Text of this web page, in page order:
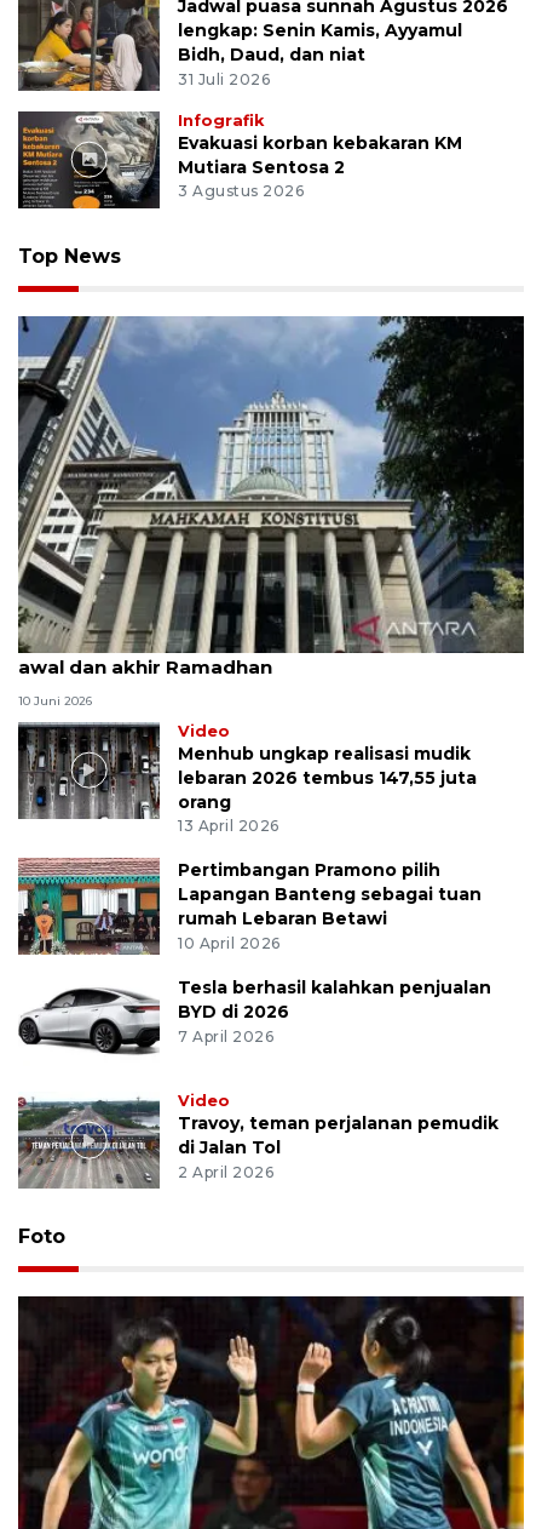
Jadwal puasa sunnah Agustus 2026
lengkap: Senin Kamis, Ayyamul
Bidh, Daud, dan niat
31 Juli 2026
Infografik
Evakuasi korban kebakaran KM
Mutiara Sentosa 2
3 Agustus 2026
Top News
MK uji materi UU Peradilan Agama perihal isbat
awal dan akhir Ramadhan
10 Juni 2026
Video
Menhub ungkap realisasi mudik
lebaran 2026 tembus 147,55 juta
orang
13 April 2026
Pertimbangan Pramono pilih
Lapangan Banteng sebagai tuan
rumah Lebaran Betawi
10 April 2026
Tesla berhasil kalahkan penjualan
BYD di 2026
7 April 2026
Video
Travoy, teman perjalanan pemudik
di Jalan Tol
2 April 2026
Foto